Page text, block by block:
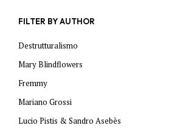
FILTER BY AUTHOR
Destrutturalismo
Mary Blindflowers
Fremmy
Mariano Grossi
Lucio Pistis & Sandro Asebès